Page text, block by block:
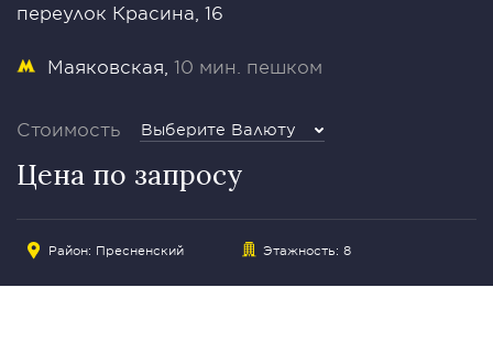
переулок Красина, 16
Маяковская 10 мин. пешком
Стоимость Выберите Валюту
Цена по запросу
Район: Пресненский Этажность: 8